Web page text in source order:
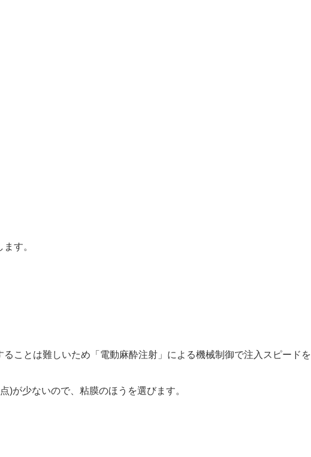
す。
ことは難しいため「電動麻酔注射」による機械制御で注入スピードを
)が少ないので、粘膜のほうを選びます。